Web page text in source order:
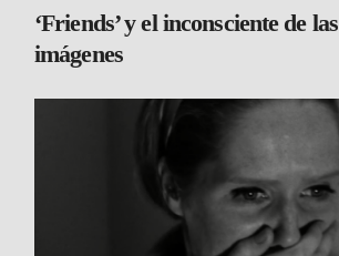
‘Friends’ y el inconsciente de las
imágenes